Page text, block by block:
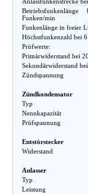
Funken/min
Funkenlänge in freier
Höchstfunkenzahl bei
Prüfwerte:
Primärwiderstand bei
Sekundärwiderstand
Zündspannung
Zündkondensator
Typ
Nennkapazität
Prüfspannung
Entstörstecker
Widerstand
Anlasser
Typ
Leistung